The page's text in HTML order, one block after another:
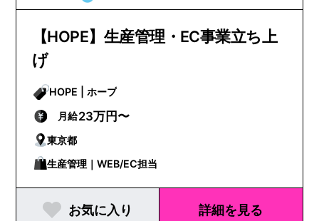
【HOPE】生産管理・EC事業立ち上
げ
HOPE | ホープ
月給23万円〜
東京都
生産管理｜WEB/EC担当
お気に入り 詳細を見る